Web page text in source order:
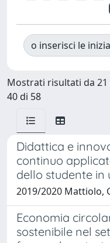
o inserisci le
Mostrati risultati da 21
40 di 58
Didattica e
continuo
dello studente in
2019/2020 Mattiolo,
Economia
sostenibile nel